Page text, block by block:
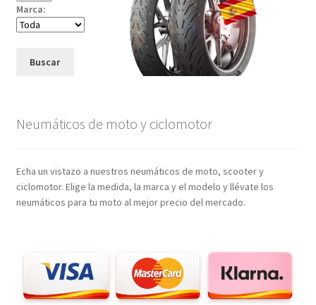
Marca:
Buscar
Neumáticos de moto y ciclomotor
Echa un vistazo a nuestros neumáticos de moto, scooter y
ciclomotor. Elige la medida, la marca y el modelo y llévate los
neumáticos para tu moto al mejor precio del mercado.